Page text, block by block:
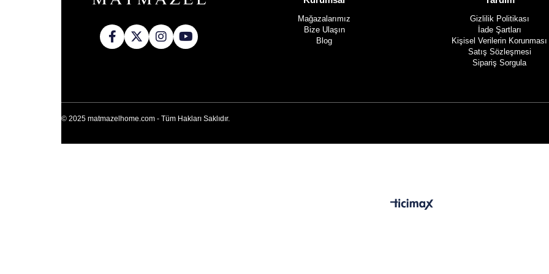
Mağazalarımız
Bize Ulaşın
Blog
Gizlilik Politikası
İade Şartları
Kişisel Verilerin Korunması
Satış Sözleşmesi
Sipariş Sorgula
© 2025 matmazelhome.com - Tüm Hakları Saklıdır.